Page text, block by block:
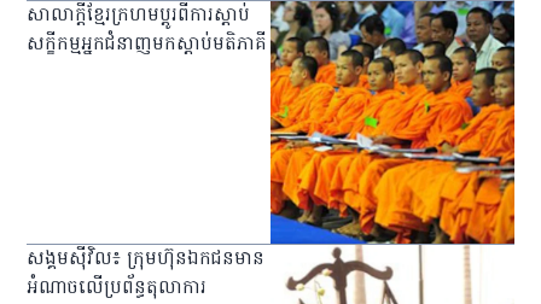
សាលាក្ដី​ខ្មែរ​ក្រហម​ប្ដូរ​​ពី​ការ​ស្ដាប់​
សក្ខីកម្ម​អ្នក​ជំនាញ​មក​ស្ដាប់​មតិ​ភាគី
សង្គម​ស៊ីវិល​៖ ក្រុមហ៊ុន​ឯកជន​​មាន​
អំណាច​លើ​ប្រព័ន្ធ​តុលាការ